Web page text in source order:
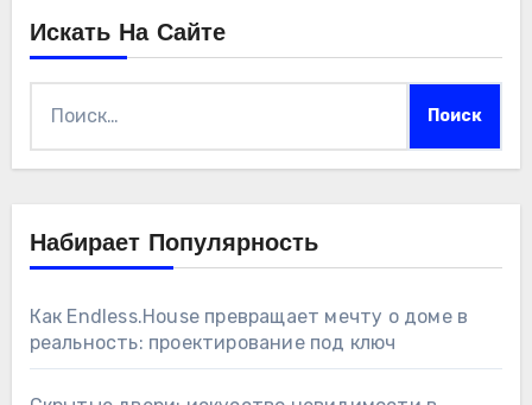
Искать На Сайте
Набирает Популярность
Как Endless.House превращает мечту о доме в
реальность: проектирование под ключ